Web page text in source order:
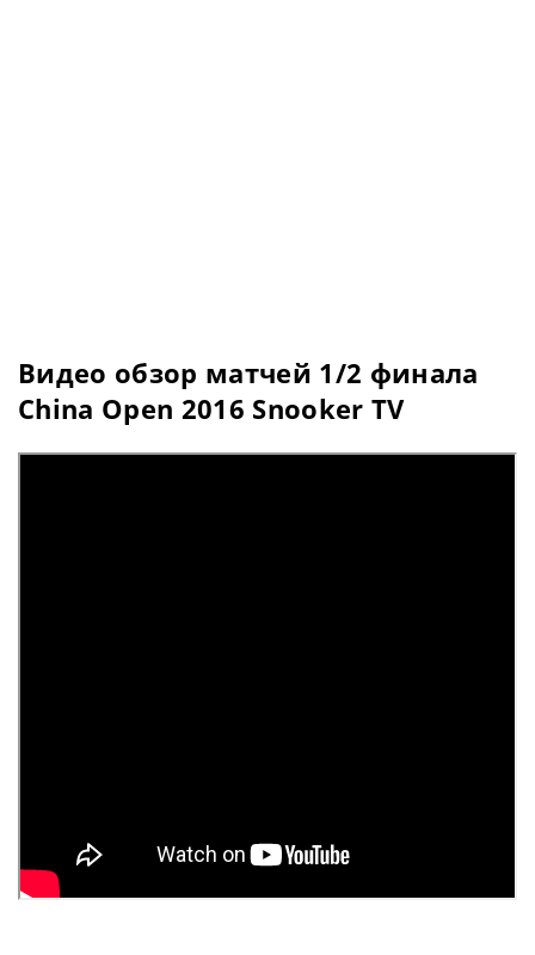
Видео обзор матчей 1/2 финала
China Open 2016 Snooker TV